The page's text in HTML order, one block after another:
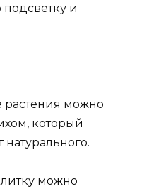
и
растения можно
который
натурального.
можно